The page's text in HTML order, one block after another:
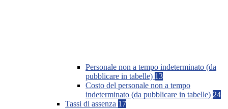
Personale non a tempo indeterminato (da
pubblicare in tabelle) 13
Costo del personale non a tempo
indeterminato (da pubblicare in tabelle) 24
Tassi di assenza 17